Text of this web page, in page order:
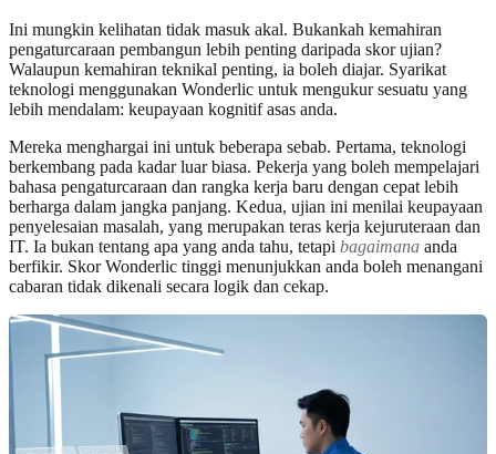
Ini mungkin kelihatan tidak masuk akal. Bukankah kemahiran
pengaturcaraan pembangun lebih penting daripada skor ujian?
Walaupun kemahiran teknikal penting, ia boleh diajar. Syarikat
teknologi menggunakan Wonderlic untuk mengukur sesuatu yang
lebih mendalam: keupayaan kognitif asas anda.
Mereka menghargai ini untuk beberapa sebab. Pertama, teknologi
berkembang pada kadar luar biasa. Pekerja yang boleh mempelajari
bahasa pengaturcaraan dan rangka kerja baru dengan cepat lebih
berharga dalam jangka panjang. Kedua, ujian ini menilai keupayaan
penyelesaian masalah, yang merupakan teras kerja kejuruteraan dan
IT. Ia bukan tentang apa yang anda tahu, tetapi bagaimana anda
berfikir. Skor Wonderlic tinggi menunjukkan anda boleh menangani
cabaran tidak dikenali secara logik dan cekap.